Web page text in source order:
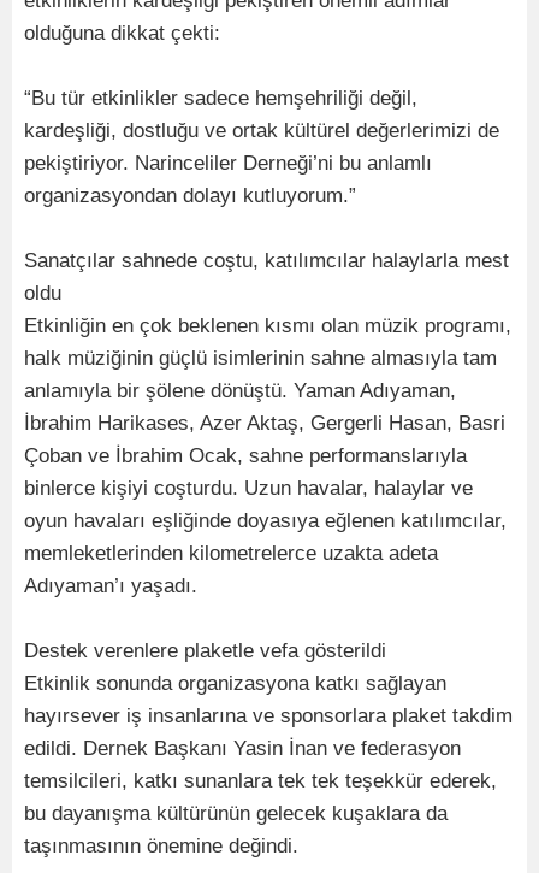
olduğuna dikkat çekti:
“Bu tür etkinlikler sadece hemşehriliği değil,
kardeşliği, dostluğu ve ortak kültürel değerlerimizi de
pekiştiriyor. Narinceliler Derneği’ni bu anlamlı
organizasyondan dolayı kutluyorum.”
Sanatçılar sahnede coştu, katılımcılar halaylarla mest
oldu
Etkinliğin en çok beklenen kısmı olan müzik programı,
halk müziğinin güçlü isimlerinin sahne almasıyla tam
anlamıyla bir şölene dönüştü. Yaman Adıyaman,
İbrahim Harikases, Azer Aktaş, Gergerli Hasan, Basri
Çoban ve İbrahim Ocak, sahne performanslarıyla
binlerce kişiyi coşturdu. Uzun havalar, halaylar ve
oyun havaları eşliğinde doyasıya eğlenen katılımcılar,
memleketlerinden kilometrelerce uzakta adeta
Adıyaman’ı yaşadı.
Destek verenlere plaketle vefa gösterildi
Etkinlik sonunda organizasyona katkı sağlayan
hayırsever iş insanlarına ve sponsorlara plaket takdim
edildi. Dernek Başkanı Yasin İnan ve federasyon
temsilcileri, katkı sunanlara tek tek teşekkür ederek,
bu dayanışma kültürünün gelecek kuşaklara da
taşınmasının önemine değindi.